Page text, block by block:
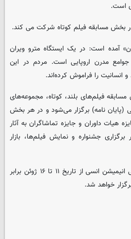
است.
بخش مسابقه فیلم کوتاه شرکت می کند.
آمده است: در یک ایستگاه مترو ویران
مدرن اروپایی است. مردم در این
انسانیت را فراموش کرده‌اند.
فیلم‌های بلند، کوتاه، مجموعه‌های
(پایان نامه) برگزار می‌شود و در هر بخش
هیات داوران و جایزه تماشاگران به آثار
برگزاری جشنواره و نمایش فیلم‌ها، بازار
چهل و دومین جشنواره جهانی انیمیشن انسی از تاریخ ۱۱ تا ۱۶ ژوئن برابر